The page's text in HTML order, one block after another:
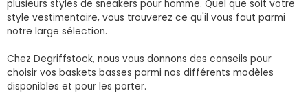
plusieurs styles de sneakers pour homme. Quel que soit votre
style vestimentaire, vous trouverez ce qu'il vous faut parmi
notre large sélection.
Chez Degriffstock, nous vous donnons des conseils pour
choisir vos baskets basses parmi nos différents modèles
disponibles et pour les porter.